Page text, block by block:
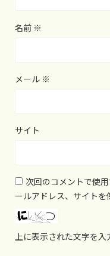
名前 ※
メール ※
サイト
次回のコメントで使
ールアドレス、サイトを
上に表示された文字を入